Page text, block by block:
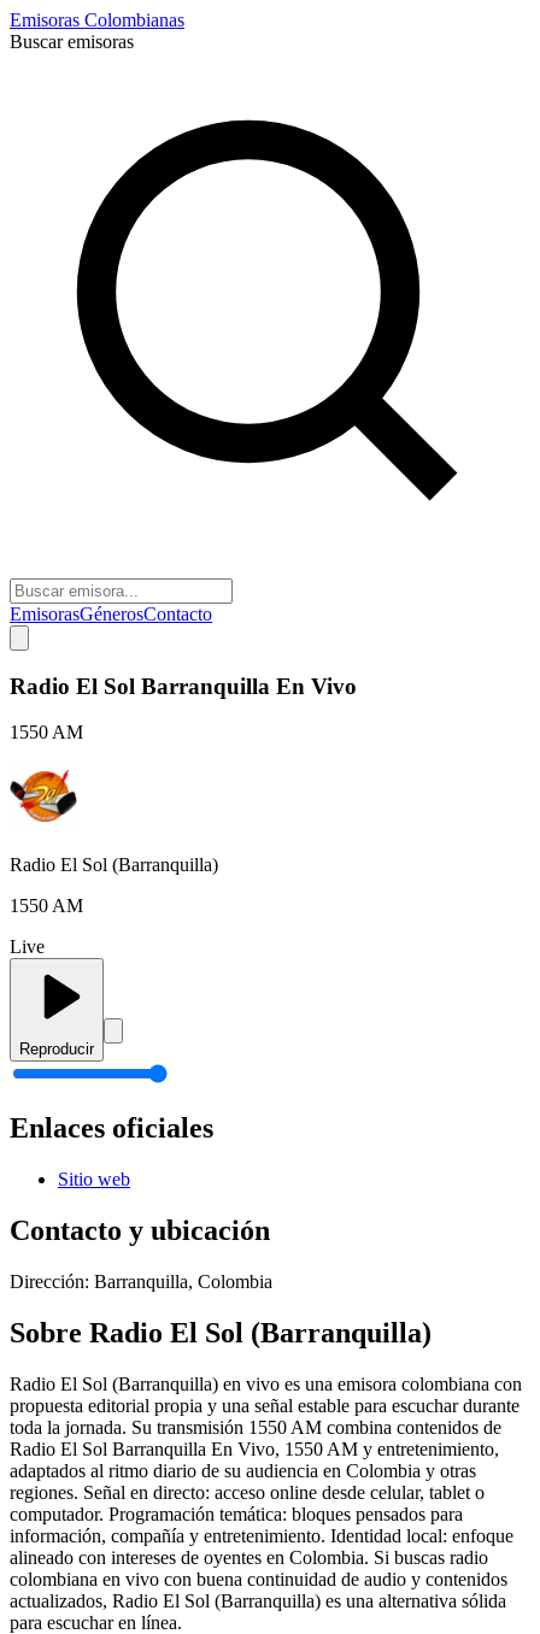
Emisoras Colombianas
Buscar emisoras
EmisorasGénerosContacto
Radio El Sol Barranquilla En Vivo
1550 AM
Radio El Sol (Barranquilla)
1550 AM
Live
Reproducir
Enlaces oficiales
Sitio web
Contacto y ubicación
Dirección: Barranquilla, Colombia
Sobre Radio El Sol (Barranquilla)
Radio El Sol (Barranquilla) en vivo es una emisora colombiana con
propuesta editorial propia y una señal estable para escuchar durante
toda la jornada. Su transmisión 1550 AM combina contenidos de
Radio El Sol Barranquilla En Vivo, 1550 AM y entretenimiento,
adaptados al ritmo diario de su audiencia en Colombia y otras
regiones. Señal en directo: acceso online desde celular, tablet o
computador. Programación temática: bloques pensados para
información, compañía y entretenimiento. Identidad local: enfoque
alineado con intereses de oyentes en Colombia. Si buscas radio
colombiana en vivo con buena continuidad de audio y contenidos
actualizados, Radio El Sol (Barranquilla) es una alternativa sólida
para escuchar en línea.